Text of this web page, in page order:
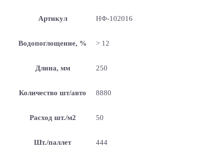
Артикул НФ-102016
Водопоглощение, % > 12
Длина, мм 250
Количество шт/авто 8880
Расход шт./м2 50
Шт./паллет 444